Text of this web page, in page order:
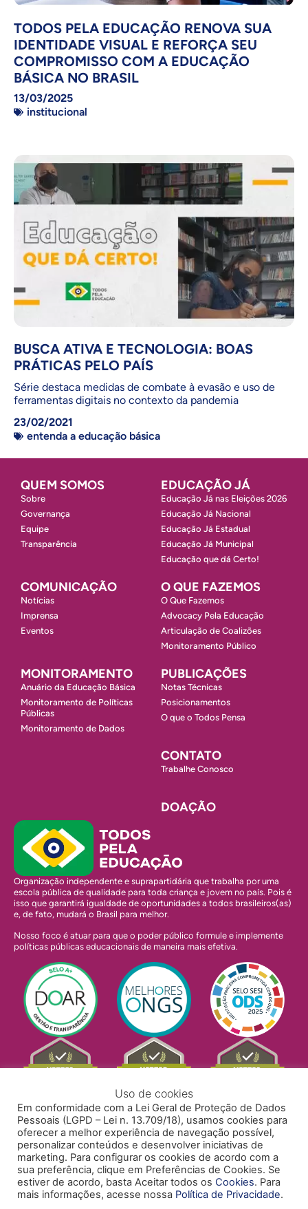
TODOS PELA EDUCAÇÃO RENOVA SUA
IDENTIDADE VISUAL E REFORÇA SEU
COMPROMISSO COM A EDUCAÇÃO
BÁSICA NO BRASIL
13/03/2025
institucional
BUSCA ATIVA E TECNOLOGIA: BOAS
PRÁTICAS PELO PAÍS
Série destaca medidas de combate à evasão e uso de
ferramentas digitais no contexto da pandemia
23/02/2021
entenda a educação básica
QUEM SOMOS
Sobre
Governança
Equipe
Transparência
EDUCAÇÃO JÁ
Educação Já nas Eleições 2026
Educação Já Nacional
Educação Já Estadual
Educação Já Municipal
Educação que dá Certo!
COMUNICAÇÃO
Notícias
Imprensa
Eventos
O QUE FAZEMOS
O Que Fazemos
Advocacy Pela Educação
Articulação de Coalizões
Monitoramento Público
MONITORAMENTO
Anuário da Educação Básica
Monitoramento de Políticas
Públicas
Monitoramento de Dados
PUBLICAÇÕES
Notas Técnicas
Posicionamentos
O que o Todos Pensa
CONTATO
Trabalhe Conosco
DOAÇÃO
Organização independente e suprapartidária que trabalha por uma
escola pública de qualidade para toda criança e jovem no país. Pois é
isso que garantirá igualdade de oportunidades a todos brasileiros(as)
e, de fato, mudará o Brasil para melhor.
Nosso foco é atuar para que o poder público formule e implemente
políticas públicas educacionais de maneira mais efetiva.
POLÍTICA DE PRIVACIDADE
Uso de cookies
Em conformidade com a Lei Geral de Proteção de Dados
Pessoais (LGPD – Lei n. 13.709/18), usamos cookies para
oferecer a melhor experiência de navegação possível,
personalizar conteúdos e desenvolver iniciativas de
marketing. Para configurar os cookies de acordo com a
sua preferência, clique em Preferências de Cookies. Se
estiver de acordo, basta Aceitar todos os Cookies. Para
mais informações, acesse nossa Política de Privacidade.